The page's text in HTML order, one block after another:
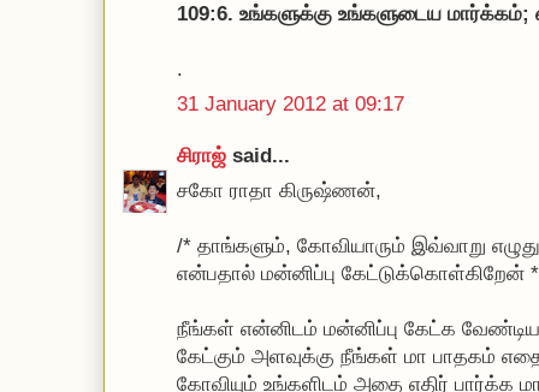
109:6. உங்களுக்கு உங்களுடைய
.
31 January 2012 at 09:17
சிராஜ் said...
சகோ ராதா கிருஷ்ணன்,
/* தாங்களும், கோவியாரும் இவ்வாறு
என்பதால் மன்னிப்பு கேட்டுக்கொள்கிறேன்
நீங்கள் என்னிடம் மன்னிப்பு கேட்க
கேட்கும் அளவுக்கு நீங்கள் மா பாதகம்
கோவியும் உங்களிடம் அதை எதிர் பார்க்க